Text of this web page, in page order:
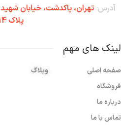
آدرس:تهران،‌ پاکدشت، خیابان
پلاک 14
لینک های مهم
صفحه اصلی
فروشگاه
درباره ما
تماس با ما
وبلاگ